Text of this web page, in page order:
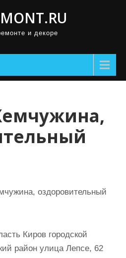
и декоре
оздоровительный
Киров городской
район улица Лепсе, 62